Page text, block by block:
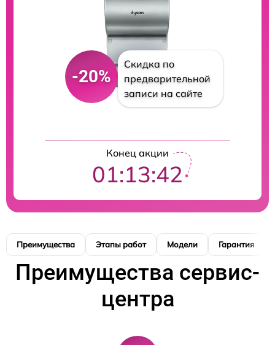
-20%
Скидка по
предварительной
записи на сайте
Конец акции
01:13:41
Преимущества Этапы работ Модели Гарантия
Преимущества сервис-
центра